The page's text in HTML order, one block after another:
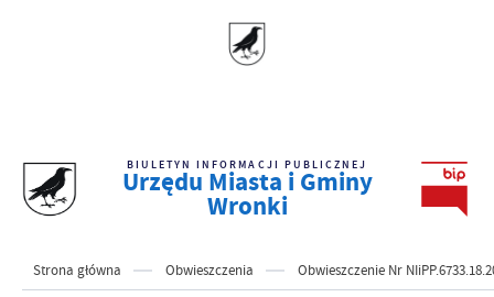
BIULETYN INFORMACJI PUBLICZNEJ
Urzędu Miasta i Gminy
Wronki
Strona główna Obwieszczenia Obwieszczenie Nr